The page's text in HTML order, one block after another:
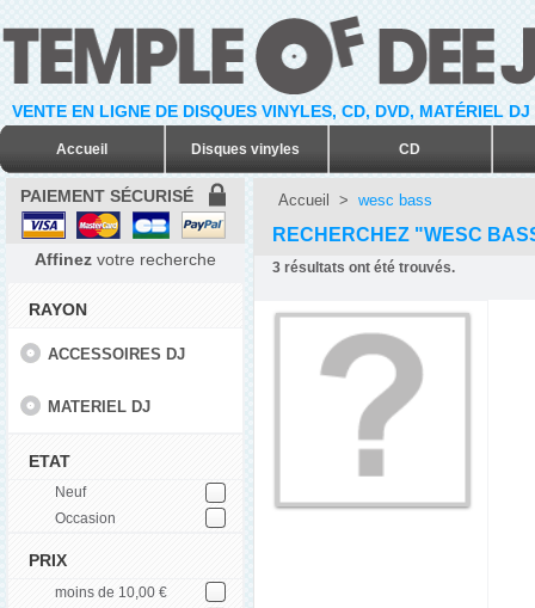
VENTE EN LIGNE DE DISQUES VINYLES, CD, DVD, MATÉRIEL
Accueil Disques vinyles CD
PAIEMENT SÉCURISÉ
Affinez votre recherche
RAYON
ACCESSOIRES DJ
MATERIEL DJ
ETAT
Neuf
Occasion
PRIX
moins de 10,00 €
Accueil > wesc bass
RECHERCHEZ "WESC
3 résultats ont été trouvés.